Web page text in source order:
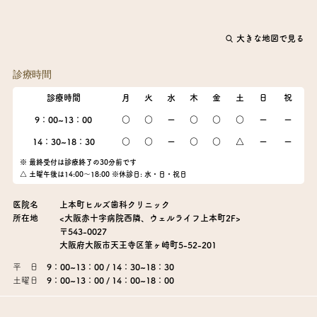
大きな地図で見る
診療時間
診療時間 月 火 水 木 金 土 日 祝
9：00~13：00 ○ ○ ー ○ ○ ○ ー ー
14：30~18：30 ○ ○ ー ○ ○ △ ー ー
※ 最終受付は診療終了の30分前です
△ 土曜午後は14:00～18:00 ※休診日: 水・日・祝日
医院名
上本町ヒルズ歯科クリニック
所在地
<大阪赤十字病院西隣、ウェルライフ上本町2F>
〒543-0027
大阪府大阪市天王寺区筆ヶ崎町5-52-201
平 日
9：00~13：00 / 14：30~18：30
土曜日
9：00~13：00 / 14：00~18：00